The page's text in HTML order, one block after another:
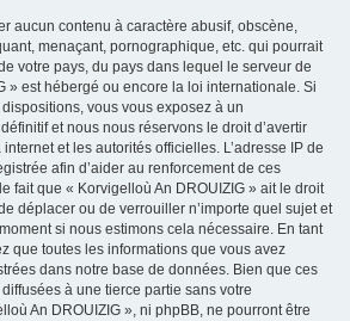
aucun contenu à caractère abusif, obscène,
menaçant, pornographique, etc. qui pourrait
votre pays, du pays dans lequel le serveur de
» est hébergé ou encore la loi internationale. Si
vous vous exposez à un
et nous nous réservons le droit d’avertir
et les autorités officielles. L’adresse IP de
afin d’aider au renforcement de ces
fait que « Korvigelloù An DROUIZIG » ait le droit
déplacer ou de verrouiller n’importe quel sujet et
si nous estimons cela nécessaire. En tant
que toutes les informations que vous avez
dans notre base de données. Bien que ces
à une tierce partie sans votre
An DROUIZIG », ni phpBB, ne pourront être